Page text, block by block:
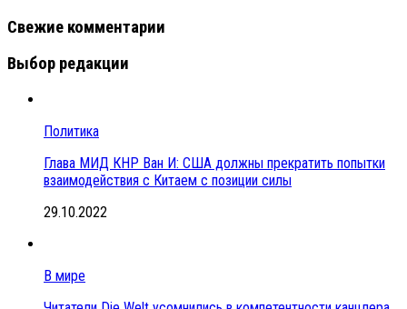
Свежие комментарии
Выбор редакции
Политика
Глава МИД КНР Ван И: США должны прекратить попытки
взаимодействия с Китаем с позиции силы
29.10.2022
В мире